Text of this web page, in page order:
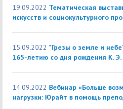
19.09.2022 Тематическая
искусств и социокультурного
15.09.2022 "Грезы о земле и
165-летию со дня рождения К. Э.
14.09.2022 Вебинар «Больше
нагрузки: Юрайт в помощь